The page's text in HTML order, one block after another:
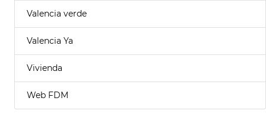
Valencia verde
Valencia Ya
Vivienda
Web FDM